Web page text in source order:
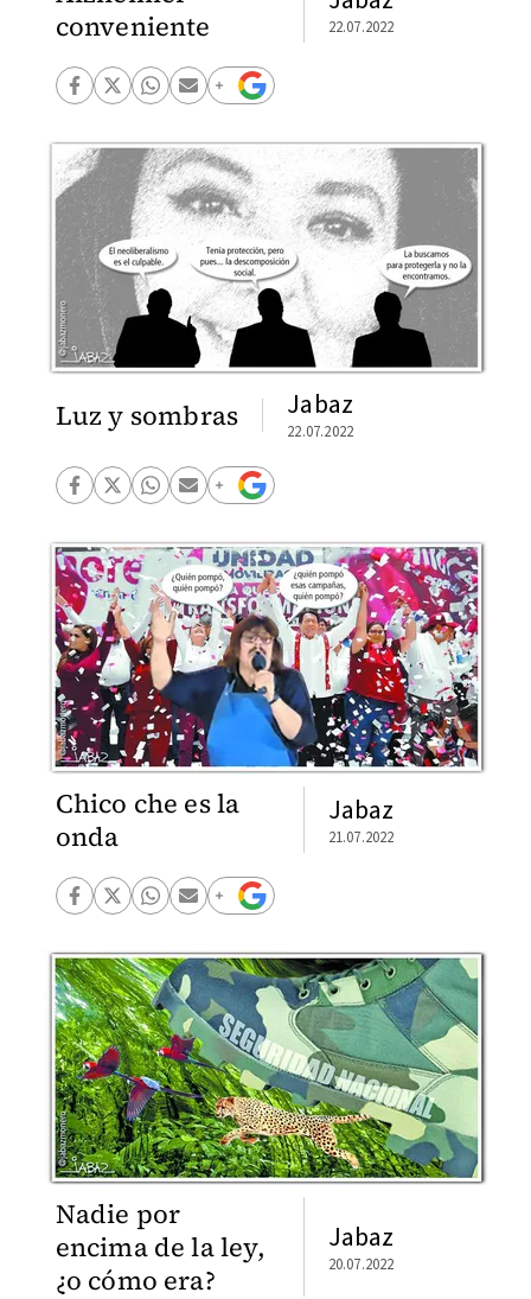
conveniente
22.07.2022
Luz y sombras Jabaz
22.07.2022
Chico che es la
onda
Jabaz
21.07.2022
Nadie por
encima de la ley,
¿o cómo era?
Jabaz
20.07.2022